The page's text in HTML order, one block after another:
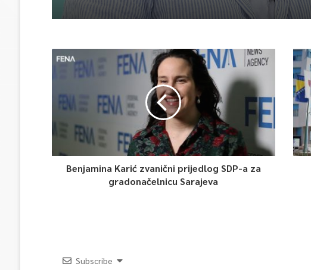
Benjamina Karić zvanični prijedlog SDP-a za
gradonačelnicu Sarajeva
Subscribe